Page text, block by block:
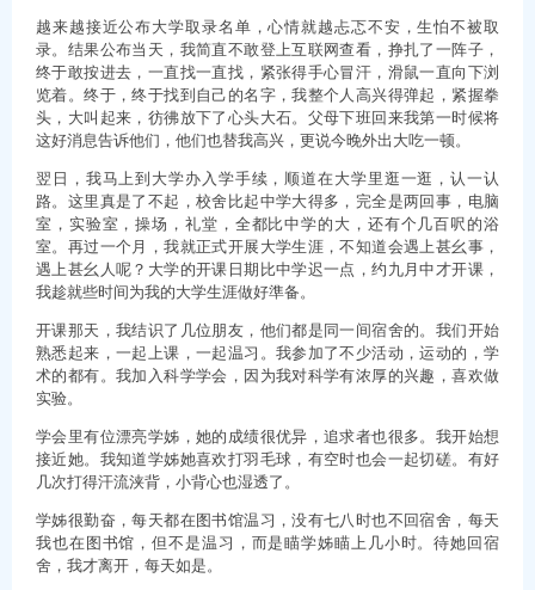
越来越接近公布大学取录名单，心情就越忐忑不安，生怕不被取
录。结果公布当天，我简直不敢登上互联网查看，挣扎了一阵子，
终于敢按进去，一直找一直找，紧张得手心冒汗，滑鼠一直向下浏
览着。终于，终于找到自己的名字，我整个人高兴得弹起，紧握拳
头，大叫起来，彷彿放下了心头大石。父母下班回来我第一时候将
这好消息告诉他们，他们也替我高兴，更说今晚外出大吃一顿。
翌日，我马上到大学办入学手续，顺道在大学里逛一逛，认一认
路。这里真是了不起，校舍比起中学大得多，完全是两回事，电脑
室，实验室，操场，礼堂，全都比中学的大，还有个几百呎的浴
室。再过一个月，我就正式开展大学生涯，不知道会遇上甚幺事，
遇上甚幺人呢？大学的开课日期比中学迟一点，约九月中才开课，
我趁就些时间为我的大学生涯做好準备。
开课那天，我结识了几位朋友，他们都是同一间宿舍的。我们开始
熟悉起来，一起上课，一起温习。我参加了不少活动，运动的，学
术的都有。我加入科学学会，因为我对科学有浓厚的兴趣，喜欢做
实验。
学会里有位漂亮学姊，她的成绩很优异，追求者也很多。我开始想
接近她。我知道学姊她喜欢打羽毛球，有空时也会一起切磋。有好
几次打得汗流浃背，小背心也湿透了。
学姊很勤奋，每天都在图书馆温习，没有七八时也不回宿舍，每天
我也在图书馆，但不是温习，而是瞄学姊瞄上几小时。待她回宿
舍，我才离开，每天如是。